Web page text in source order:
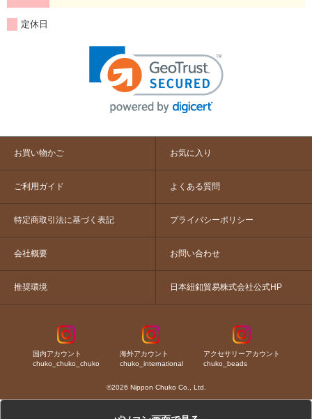
定休日
お買い物かご お気に入り
ご利用ガイド よくある質問
特定商取引法に基づく表記 プライバシーポリシー
会社概要 お問い合わせ
推奨環境 日本紐釦貿易株式会社公式HP
国内アカウント
chuko_chuko_chuko
海外アカウント
chuko_international
アクセサリーアカウント
chuko_beads
©2026 Nippon Chuko Co., Ltd.